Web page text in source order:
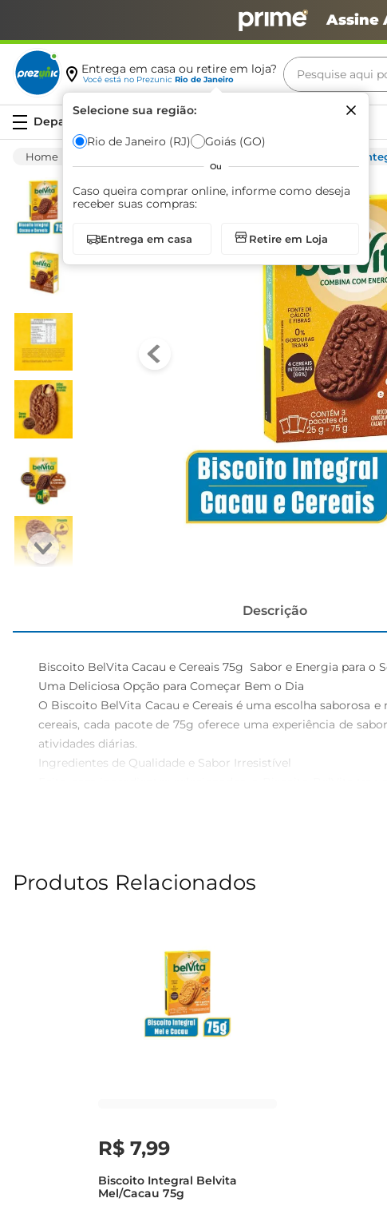
Assine
Entrega em casa ou retire em loja?
Você está no Prezunic Rio de Janeiro
Selecione sua região:
Rio de Janeiro (RJ) Goiás (GO)
Ou
Caso queira comprar online, informe como deseja
receber suas compras:
Entrega em casa Retire em Loja
Pesquise aqui
Biscoito
Descrição
Biscoito BelVita Cacau e Cereais 75g  Sabor e Energia para o
Uma Deliciosa Opção para Começar Bem o Dia
O Biscoito BelVita Cacau e Cereais é uma escolha saborosa
cereais, cada pacote de 75g oferece uma experiência de
atividades diárias.
Ingredientes de Qualidade e Sabor Irresistível
mas também garante uma fonte de energia que ajuda a
para qualquer lugar. Seja no trabalho, na escola ou durante
contribua para uma alimentação equilibrada. Além disso, a
O Biscoito BelVita Cacau e Cereais é mais do que um simples
Produtos Relacionados
R$ 7,99
Biscoito Integral Belvita
Mel/Cacau 75g
Termos mais
café
biscoito
azeite
arroz
iogurte
papel
cerveja